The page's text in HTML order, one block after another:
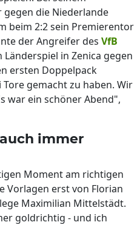
die Niederlande
beim 2:2 sein Premierentor
der Angreifer des VfB
in Zenica gegen
ersten Doppelpack
gemacht zu haben. Wir
war ein schöner Abend",
immer
Moment am richtigen
Vorlagen erst von Florian
Maximilian Mittelstädt.
goldrichtig - und ich